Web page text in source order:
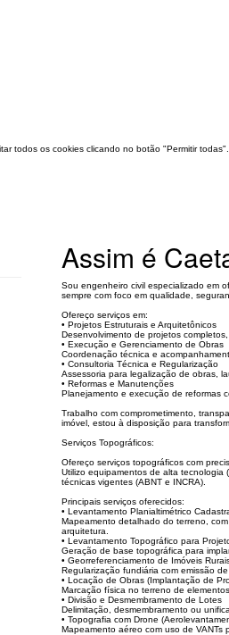
todos os cookies clicando no botão "Permitir
Assim é
Sou engenheiro civil especializado em
sempre com foco em qualidade,
Ofereço serviços em:
• Projetos Estruturais e Arquitetônicos
Desenvolvimento de projetos
• Execução e Gerenciamento de Obras
Coordenação técnica e
• Consultoria Técnica e Regularização
Assessoria para legalização de obras,
• Reformas e Manutenções
Planejamento e execução de reformas
Trabalho com comprometimento,
imóvel, estou à disposição para
Serviços Topográficos:
Ofereço serviços topográficos com
Utilizo equipamentos de alta tecnologia
técnicas vigentes (ABNT e INCRA).
Principais serviços oferecidos:
• Levantamento Planialtimétrico
Mapeamento detalhado do terreno,
arquitetura.
• Levantamento Topográfico para
Geração de base topográfica para
• Georreferenciamento de Imóveis
Regularização fundiária com emissão
• Locação de Obras (Implantação de
Marcação física no terreno de
• Divisão e Desmembramento de Lotes
Delimitação, desmembramento ou
• Topografia com Drone
Mapeamento aéreo com uso de VANTs